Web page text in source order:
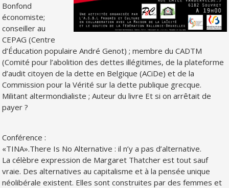
Bonfond
économiste;
conseiller au
CEPAG (Centre
d’Éducation populaire André Genot) ; membre du CADTM
(Comité pour l’abolition des dettes illégitimes, de la plateforme
d’audit citoyen de la dette en Belgique (ACiDe) et de la
Commission pour la Vérité sur la dette publique grecque.
Militant altermondialiste ; Auteur du livre Et si on arrêtait de
payer ?
Conférence :
«TINA».There Is No Alternative : il n’y a pas d’alternative.
La célèbre expression de Margaret Thatcher est tout sauf
vraie. Des alternatives au capitalisme et à la pensée unique
néolibérale existent. Elles sont construites par des femmes et